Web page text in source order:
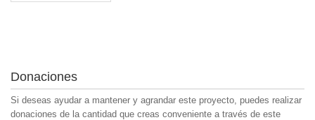
Donaciones
Si deseas ayudar a mantener y agrandar este proyecto, puedes realizar
donaciones de la cantidad que creas conveniente a través de este